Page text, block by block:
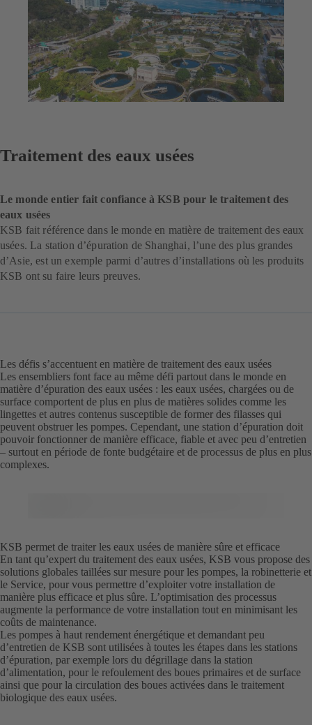
Traitement des eaux usées
Le monde entier fait confiance à KSB pour le traitement des
eaux usées
KSB fait référence dans le monde en matière de traitement des eaux
usées. La station d’épuration de Shanghai, l’une des plus grandes
d’Asie, est un exemple parmi d’autres d’installations où les produits
KSB ont su faire leurs preuves.
Les défis s’accentuent en matière de traitement des eaux usées
Les ensembliers font face au même défi partout dans le monde en
matière d’épuration des eaux usées : les eaux usées, chargées ou de
surface comportent de plus en plus de matières solides comme les
lingettes et autres contenus susceptible de former des filasses qui
peuvent obstruer les pompes. Cependant, une station d’épuration doit
pouvoir fonctionner de manière efficace, fiable et avec peu d’entretien
– surtout en période de fonte budgétaire et de processus de plus en plus
complexes.
KSB permet de traiter les eaux usées de manière sûre et efficace
En tant qu’expert du traitement des eaux usées, KSB vous propose des
solutions globales taillées sur mesure pour les pompes, la robinetterie et
le Service, pour vous permettre d’exploiter votre installation de
manière plus efficace et plus sûre. L’optimisation des processus
augmente la performance de votre installation tout en minimisant les
coûts de maintenance.
Les pompes à haut rendement énergétique et demandant peu
d’entretien de KSB sont utilisées à toutes les étapes dans les stations
d’épuration, par exemple lors du dégrillage dans la station
d’alimentation, pour le refoulement des boues primaires et de surface
ainsi que pour la circulation des boues activées dans le traitement
biologique des eaux usées.